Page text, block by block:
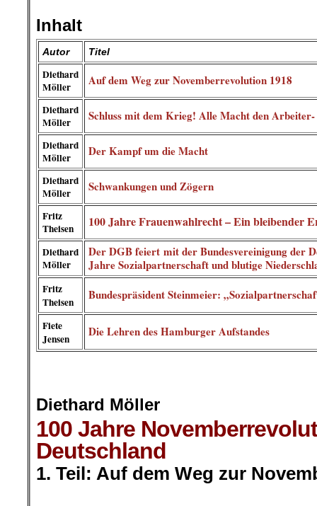
Inhalt
Autor Titel
Diethard
Möller
Auf dem Weg zur Novemberrevolution 1918
Diethard
Möller
Schluss mit dem Krieg! Alle Macht den
Diethard
Möller
Der Kampf um die Macht
Diethard
Möller
Schwankungen und Zögern
Fritz
Theisen
100 Jahre Frauenwahlrecht – Ein bleibender
Diethard
Möller
Der DGB feiert mit der Bundesvereinigung der
Jahre Sozialpartnerschaft und blutige
Fritz
Theisen
Bundespräsident Steinmeier:
Fiete
Jensen
Die Lehren des Hamburger Aufstandes
Diethard Möller
100 Jahre
Deutschland
1. Teil: Auf dem Weg zur